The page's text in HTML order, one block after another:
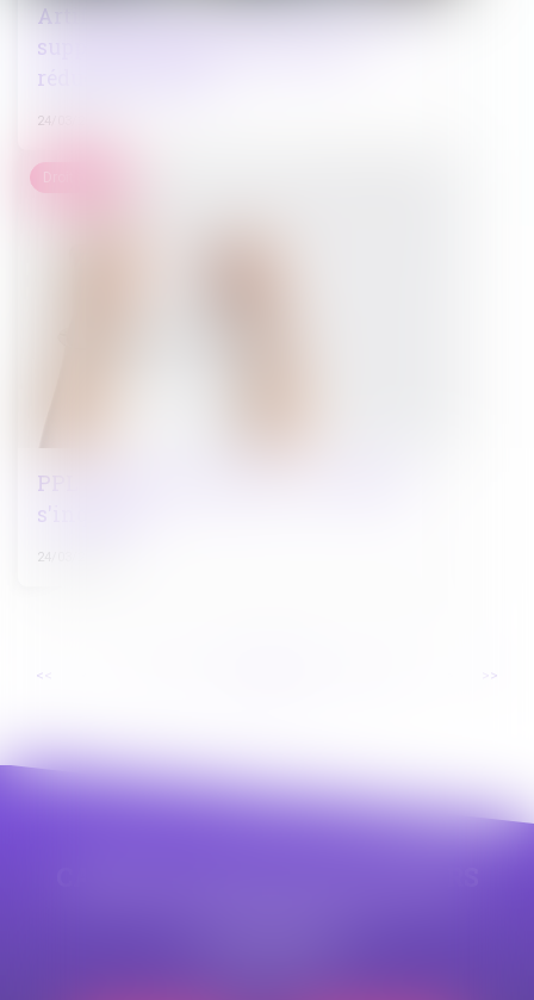
Artificialisation des sols : la loi Trace
supprime l’objectif national de
réduction de 50%
24/03/2025
PPL Justice des mineurs : la CNCDH
s'inquiète
24/03/2025
<< >>